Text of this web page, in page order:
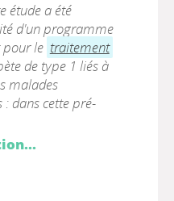
étude a été
d'un programme
pour le traitement
de type 1 liés à
malades
dans cette pré-